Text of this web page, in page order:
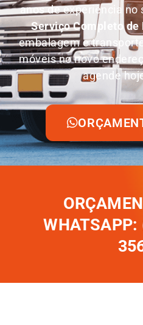
anos de experiência
Serviço Completo de
embalagem e
móveis no novo
agende